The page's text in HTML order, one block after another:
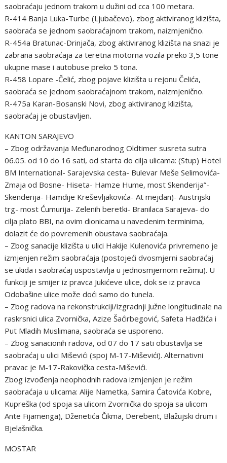
saobraćaju jednom trakom u dužini od cca 100 metara.
R-414 Banja Luka-Turbe (Ljubačevo), zbog aktiviranog klizišta,
saobraća se jednom saobraćajnom trakom, naizmjenično.
R-454a Bratunac-Drinjača, zbog aktiviranog klizišta na snazi je
zabrana saobraćaja za teretna motorna vozila preko 3,5 tone
ukupne mase i autobuse preko 5 tona.
R-458 Lopare -Čelić, zbog pojave klizišta u rejonu Čelića,
saobraća se jednom saobraćajnom trakom, naizmjenično.
R-475a Karan-Bosanski Novi, zbog aktiviranog klizišta,
saobraćaj je obustavljen.
KANTON SARAJEVO
– Zbog održavanja Međunarodnog Oldtimer susreta sutra
06.05. od 10 do 16 sati, od starta do cilja ulicama: (Stup) Hotel
BM International- Sarajevska cesta- Bulevar Meše Selimovića-
Zmaja od Bosne- Hiseta- Hamze Hume, most Skenderija”-
Skenderija- Hamdije Kreševljakovića- At mejdan)- Austrijski
trg- most Ćumurija- Zelenih beretki- Branilaca Sarajeva- do
cilja plato BBI, na ovim dionicama u navedenim terminima,
dolazit će do povremenih obustava saobraćaja.
– Zbog sanacije klizišta u ulici Hakije Kulenovića privremeno je
izmjenjen režim saobraćaja (postojeći dvosmjerni saobraćaj
se ukida i saobraćaj uspostavlja u jednosmjernom režimu). U
funkciji je smijer iz pravca Jukićeve ulice, dok se iz pravca
Odobašine ulice može doći samo do tunela.
– Zbog radova na rekonstrukciji/izgradnji Južne longitudinale na
raskrsnici ulica Zvornička, Azize Šaćirbegović, Safeta Hadžića i
Put Mladih Muslimana, saobraća se usporeno.
– Zbog sanacionih radova, od 07 do 17 sati obustavlja se
saobraćaj u ulici Miševići (spoj M-17-Miševići). Alternativni
pravac je M-17-Rakovička cesta-Miševići.
Zbog izvođenja neophodnih radova izmjenjen je režim
saobraćaja u ulicama: Alije Nametka, Samira Ćatovića Kobre,
Kupreška (od spoja sa ulicom Zvornička do spoja sa ulicom
Ante Fijamenga), Dženetića Čikma, Derebent, Blažujski drum i
Bjelašnička.
MOSTAR